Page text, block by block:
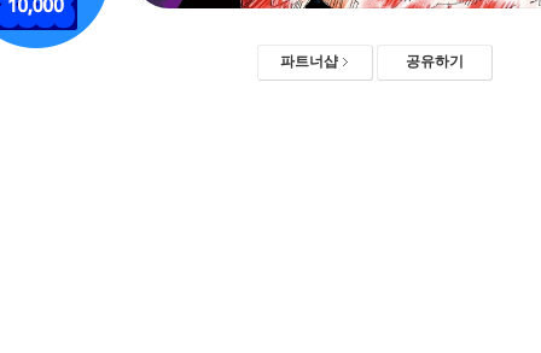
파트너샵 공유하기